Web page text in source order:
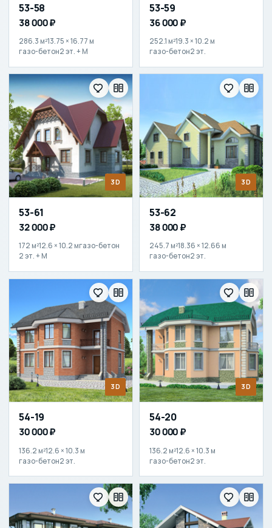
53-58
38 000 ₽
286.3 м²13.75 × 16.77 м
газо-бетон2 эт. + М
53-59
36 000 ₽
252.1 м²19.3 × 10.2 м
газо-бетон2 эт.
3D
53-61
32 000 ₽
172 м²12.6 × 10.2 мгазо-бетон
2 эт. + М
3D
53-62
38 000 ₽
245.7 м²18.36 × 12.66 м
газо-бетон2 эт.
3D
54-19
30 000 ₽
136.2 м²12.6 × 10.3 м
газо-бетон2 эт.
3D
54-20
30 000 ₽
136.2 м²12.6 × 10.3 м
газо-бетон2 эт.